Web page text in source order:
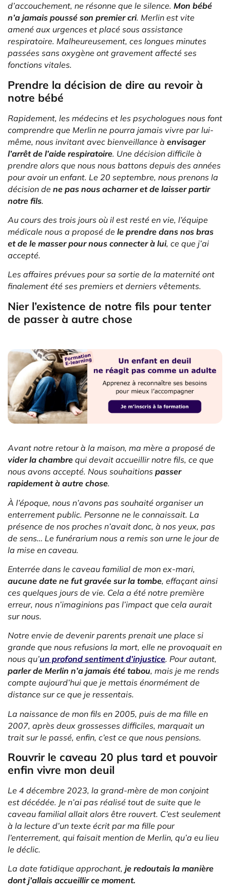
d’accouchement, ne résonne que le silence. Mon bébé
n’a jamais poussé son premier cri. Merlin est vite
amené aux urgences et placé sous assistance
respiratoire. Malheureusement, ces longues minutes
passées sans oxygène ont gravement affecté ses
fonctions vitales.
Prendre la décision de dire au revoir à
notre bébé
Rapidement, les médecins et les psychologues nous font
comprendre que Merlin ne pourra jamais vivre par lui-
même, nous invitant avec bienveillance à envisager
l’arrêt de l’aide respiratoire. Une décision difficile à
prendre alors que nous nous battons depuis des années
pour avoir un enfant. Le 20 septembre, nous prenons la
décision de ne pas nous acharner et de laisser partir
notre fils.
Au cours des trois jours où il est resté en vie, l’équipe
médicale nous a proposé de le prendre dans nos bras
et de le masser pour nous connecter à lui, ce que j’ai
accepté.
Les affaires prévues pour sa sortie de la maternité ont
finalement été ses premiers et derniers vêtements.
Nier l’existence de notre fils pour tenter
de passer à autre chose
Avant notre retour à la maison, ma mère a proposé de
vider la chambre qui devait accueillir notre fils, ce que
nous avons accepté. Nous souhaitions passer
rapidement à autre chose.
À l’époque, nous n’avons pas souhaité organiser un
enterrement public. Personne ne le connaissait. La
présence de nos proches n’avait donc, à nos yeux, pas
de sens… Le funérarium nous a remis son urne le jour de
la mise en caveau.
Enterrée dans le caveau familial de mon ex-mari,
aucune date ne fut gravée sur la tombe, effaçant ainsi
ces quelques jours de vie. Cela a été notre première
erreur, nous n’imaginions pas l’impact que cela aurait
sur nous.
Notre envie de devenir parents prenait une place si
grande que nous refusions la mort, elle ne provoquait en
nous qu’un profond sentiment d’injustice. Pour autant,
parler de Merlin n’a jamais été tabou, mais je me rends
compte aujourd’hui que je mettais énormément de
distance sur ce que je ressentais.
La naissance de mon fils en 2005, puis de ma fille en
2007, après deux grossesses difficiles, marquait un
trait sur le passé, enfin, c’est ce que nous pensions.
Rouvrir le caveau 20 plus tard et pouvoir
enfin vivre mon deuil
Le 4 décembre 2023, la grand-mère de mon conjoint
est décédée. Je n’ai pas réalisé tout de suite que le
caveau familial allait alors être rouvert. C’est seulement
à la lecture d’un texte écrit par ma fille pour
l’enterrement, qui faisait mention de Merlin, qu’a eu lieu
le déclic.
La date fatidique approchant, je redoutais la manière
dont j’allais accueillir ce moment.